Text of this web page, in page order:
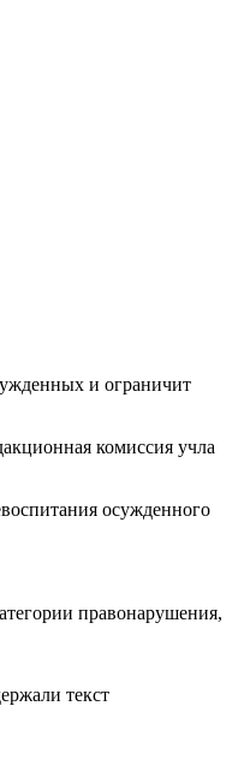
и ограничит
комиссия учла
осужденного
правонарушения,
текст